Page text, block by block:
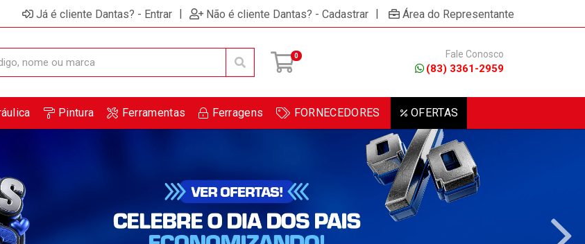
Já é cliente Dantas? - Entrar | Não é cliente Dantas? - Cadastrar | Área do Representante
0 Fale Conosco
(83) 3361-2959
Pintura Ferramentas Ferragens FORNECEDORES OFERTAS